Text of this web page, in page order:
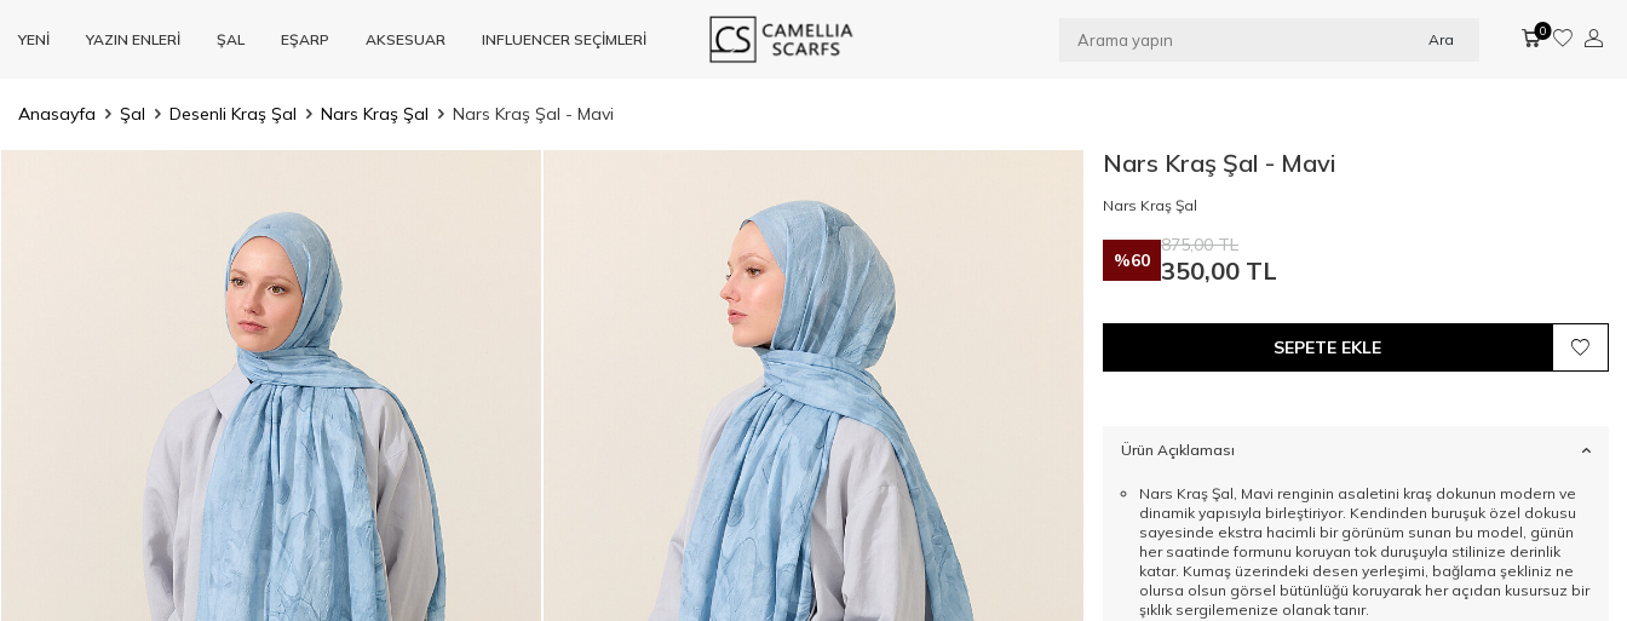
YENİ YAZIN ENLERİ ŞAL EŞARP AKSESUAR INFLUENCER SEÇİMLERİ Ara 0
Anasayfa Şal Desenli Kraş Şal Nars Kraş Şal Nars Kraş Şal - Mavi
Nars Kraş Şal - Mavi
Nars Kraş Şal
%60
875,00TL
350,00 TL
SEPETE EKLE
Ürün Açıklaması
Nars Kraş Şal, Mavi renginin asaletini kraş dokunun modern ve
dinamik yapısıyla birleştiriyor. Kendinden buruşuk özel dokusu
sayesinde ekstra hacimli bir görünüm sunan bu model, günün
her saatinde formunu koruyan tok duruşuyla stilinize derinlik
katar. Kumaş üzerindeki desen yerleşimi, bağlama şekliniz ne
olursa olsun görsel bütünlüğü koruyarak her açıdan kusursuz bir
şıklık sergilemenize olanak tanır.